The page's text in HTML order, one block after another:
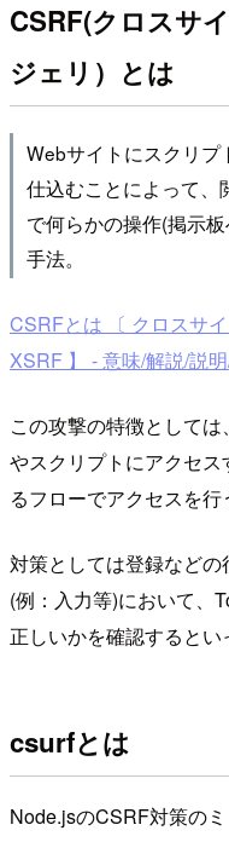
CSRF(クロスサ
ジェリ）とは
Webサイトにスクリプ
仕込むことによって、
で何らかの操作(掲示
手法。
CSRFとは 〔 クロスサ
XSRF 】 - 意味/解説/説
この攻撃の特徴として
やスクリプトにアクセ
るフローでアクセスを行
対策としては登録など
(例：入力等)において、
正しいかを確認するとい
csurfとは
Node.jsのCSRF対策のミ